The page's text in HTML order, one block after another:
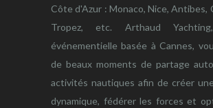
Côte d'Azur : Monaco, Nice, Antibes,
Tropez, etc. Arthaud
événementielle basée à Cannes,
de beaux moments de partage
activités nautiques afin de créer
dynamique, fédérer les forces et